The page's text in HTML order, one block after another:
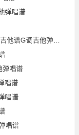
弹唱谱
谱G调吉他弹唱谱
弹唱谱
唱谱
唱谱
唱谱